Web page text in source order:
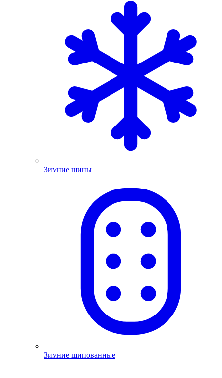
Зимние шины
Зимние шипованные